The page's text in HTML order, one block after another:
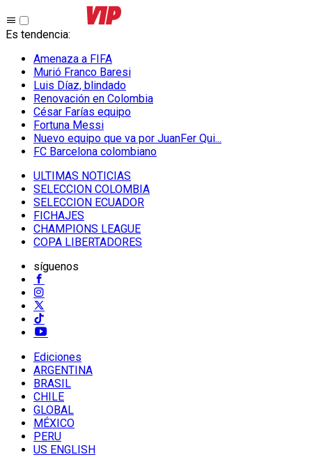
Es tendencia:
Amenaza a FIFA
Murió Franco Baresi
Luis Díaz, blindado
Renovación en Colombia
César Farías equipo
Fortuna Messi
Nuevo equipo que va por JuanFer Qui...
FC Barcelona colombiano
ULTIMAS NOTICIAS
SELECCION COLOMBIA
SELECCION ECUADOR
FICHAJES
CHAMPIONS LEAGUE
COPA LIBERTADORES
síguenos
Ediciones
ARGENTINA
BRASIL
CHILE
GLOBAL
MÉXICO
PERU
US ENGLISH